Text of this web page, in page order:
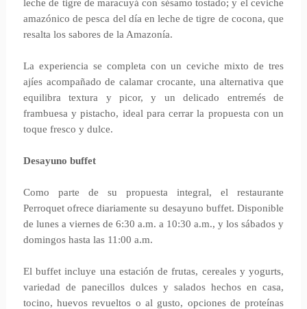
leche de tigre de maracuyá con sésamo tostado; y el ceviche
amazónico de pesca del día en leche de tigre de cocona, que
resalta los sabores de la Amazonía.
La experiencia se completa con un ceviche mixto de tres
ajíes acompañado de calamar crocante, una alternativa que
equilibra textura y picor, y un delicado entremés de
frambuesa y pistacho, ideal para cerrar la propuesta con un
toque fresco y dulce.
Desayuno buffet
Como parte de su propuesta integral, el restaurante
Perroquet ofrece diariamente su desayuno buffet. Disponible
de lunes a viernes de 6:30 a.m. a 10:30 a.m., y los sábados y
domingos hasta las 11:00 a.m.
El buffet incluye una estación de frutas, cereales y yogurts,
variedad de panecillos dulces y salados hechos en casa,
tocino, huevos revueltos o al gusto, opciones de proteínas